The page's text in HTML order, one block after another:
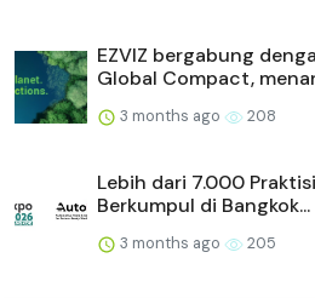
EZVIZ bergabung
Global Compact,
3 months ago 208
Lebih dari 7.000
Berkumpul di Bangkok...
3 months ago 205